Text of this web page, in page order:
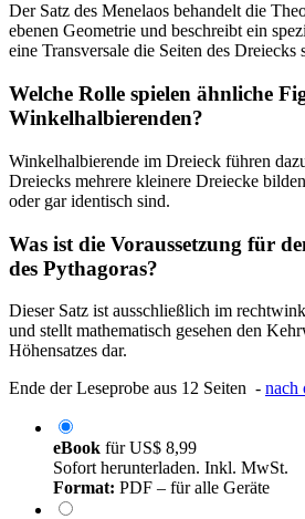
Der Satz des Menelaos behandelt die
ebenen Geometrie und beschreibt ein
eine Transversale die Seiten des Dreiecks
Welche Rolle spielen ähnliche
Winkelhalbierenden?
Winkelhalbierende im Dreieck führen
Dreiecks mehrere kleinere Dreiecke
oder gar identisch sind.
Was ist die Voraussetzung für
des Pythagoras?
Dieser Satz ist ausschließlich im
und stellt mathematisch gesehen den
Höhensatzes dar.
Ende der Leseprobe aus 12 Seiten - nach
eBook fürUS$ 8,99
Sofort herunterladen. Inkl. MwSt.
Format: PDF – für alle Geräte